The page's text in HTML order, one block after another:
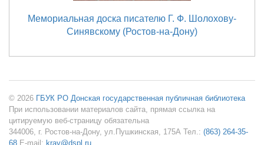
Мемориальная доска писателю Г. Ф. Шолохову-
Синявскому (Ростов-на-Дону)
© 2026 ГБУК РО Донская государственная публичная библиотека
При использовании материалов сайта, прямая ссылка на
цитируемую веб-страницу обязательна
344006, г. Ростов-на-Дону, ул.Пушкинская, 175А Тел.: (863) 264-35-
68 E-mail: kray@dspl.ru